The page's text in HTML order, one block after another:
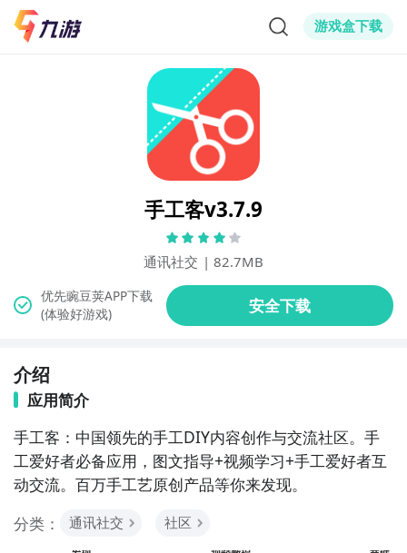
游戏盒下载
手工客v3.7.9
通讯社交 | 82.7MB
(体验好游戏)
介绍
应用简介
手工客：中国领先的手工DIY内容创作与交流社区。手
工爱好者必备应用，图文指导+视频学习+手工爱好者互
动交流。百万手工艺原创产品等你来发现。
分类：
通讯社交 社区